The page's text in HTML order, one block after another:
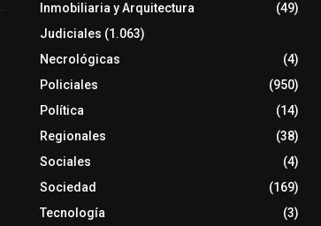
Inmobiliaria y Arquitectura
(49)
Judiciales (1.063)
Necrológicas
(4)
Policiales
(950)
Política
(14)
Regionales
(38)
Sociales
(4)
Sociedad
(169)
Tecnología
(3)